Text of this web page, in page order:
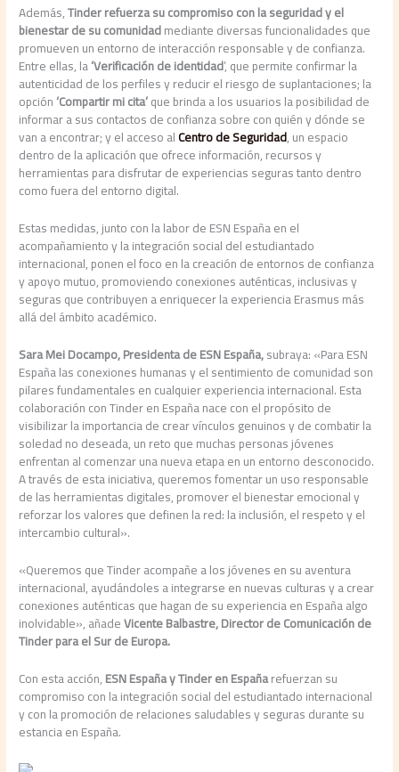
Además,Tinder refuerza su compromiso con la seguridad y el
bienestar de su comunidadmediante diversas funcionalidades que
promueven un entorno de interacción responsable y de confianza.
Entre ellas, la‘Verificación de identidad’, que permite confirmar la
autenticidad de los perfiles y reducir el riesgo de suplantaciones; la
opción‘Compartir mi cita’que brinda a los usuarios la posibilidad de
informar a sus contactos de confianza sobre con quién y dónde se
van a encontrar; y el acceso alCentro de Seguridad, un espacio
dentro de la aplicación que ofrece información, recursos y
herramientas para disfrutar de experiencias seguras tanto dentro
como fuera del entorno digital.
Estas medidas, junto con la labor de ESN España en el
acompañamiento y la integración social del estudiantado
internacional, ponen el foco en la creación de entornos de confianza
y apoyo mutuo, promoviendo conexiones auténticas, inclusivas y
seguras que contribuyen a enriquecer la experiencia Erasmus más
allá del ámbito académico.
Sara Mei Docampo, Presidenta de ESN España,subraya: «Para ESN
España las conexiones humanas y el sentimiento de comunidad son
pilares fundamentales en cualquier experiencia internacional. Esta
colaboración con Tinder en España nace con el propósito de
visibilizar la importancia de crear vínculos genuinos y de combatir la
soledad no deseada, un reto que muchas personas jóvenes
enfrentan al comenzar una nueva etapa en un entorno desconocido.
A través de esta iniciativa, queremos fomentar un uso responsable
de las herramientas digitales, promover el bienestar emocional y
reforzar los valores que definen la red: la inclusión, el respeto y el
intercambio cultural».
«Queremos que Tinder acompañe a los jóvenes en su aventura
internacional, ayudándoles a integrarse en nuevas culturas y a crear
conexiones auténticas que hagan de su experiencia en España algo
inolvidable», añadeVicente Balbastre, Director de Comunicación de
Tinder para el Sur de Europa.
Con esta acción,ESN España y Tinder en Españarefuerzan su
compromiso con la integración social del estudiantado internacional
y con la promoción de relaciones saludables y seguras durante su
estancia en España.